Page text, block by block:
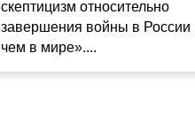
скептицизм относительно
завершения войны в
чем в мире»....